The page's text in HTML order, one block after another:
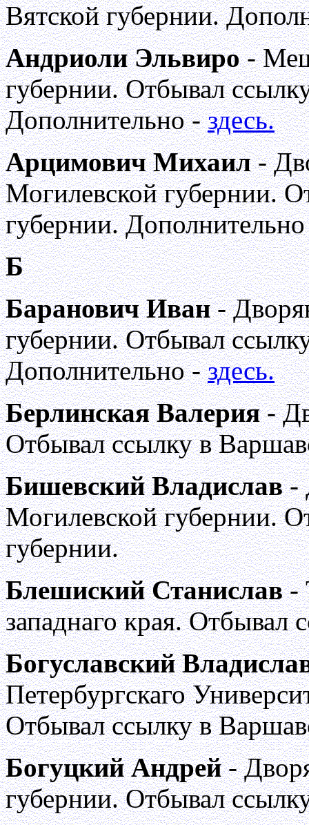
Вятской губернии.
Андриоли Эльвиро-
губернии. Отбывал
Дополнительно -здесь.
Арцимович Михаил-
Могилевской губернии.
губернии.
Б
Баранович Иван-
губернии. Отбывал
Дополнительно -здесь.
Берлинская Валерия-
Отбывал ссылку в
Бишевский Владислав-
Могилевской губернии.
губернии.
Блешиский Станислав-
западнаго края. Отбывал
Богуславский
Петербургскаго
Отбывал ссылку в
Богуцкий Андрей-
губернии. Отбывал